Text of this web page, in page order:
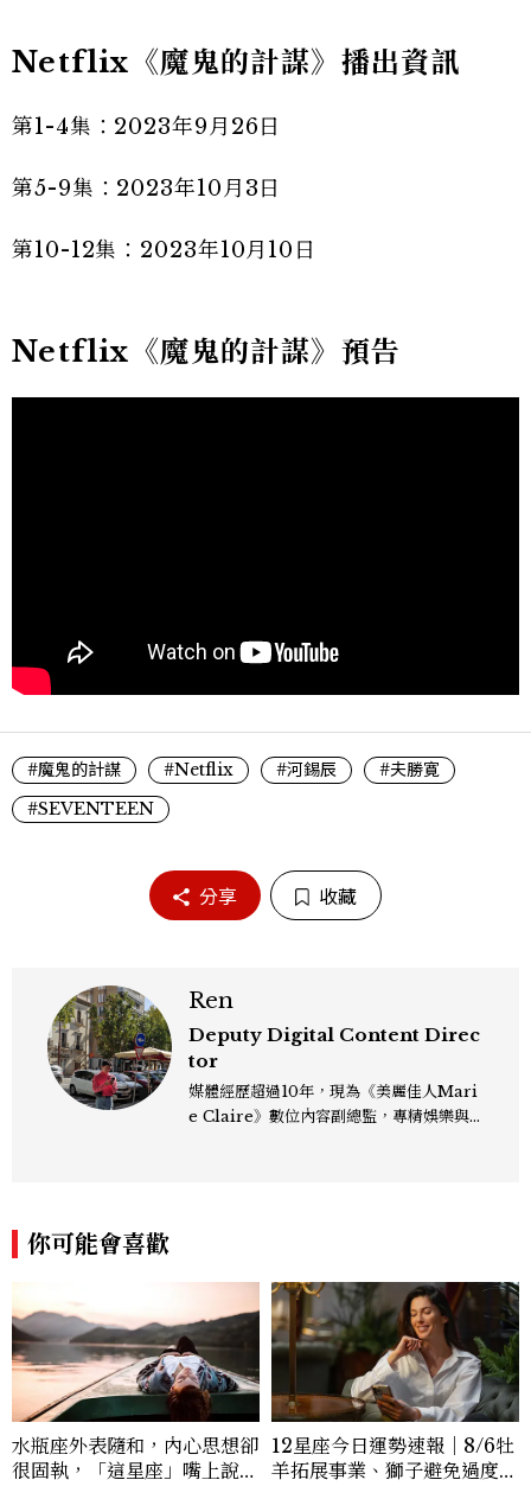
Netflix《魔鬼的計謀》播出資訊
第1-4集：2023年9月26日
第5-9集：2023年10月3日
第10-12集：2023年10月10日
Netflix《魔鬼的計謀》預告
#魔鬼的計謀 #Netflix #河錫辰
#夫勝寛
#SEVENTEEN
分享 收藏
Ren
Deputy Digital Content Direc
tor
媒體經歷超過10年，現為《美麗佳人Mari
e Claire》數位內容副總監，專精娛樂與
你可能會喜歡
水瓶座外表隨和，內心思想卻
很固執，「這星座」嘴上說都
12星座今日運勢速報｜8/6牡
羊拓展事業、獅子避免過度借